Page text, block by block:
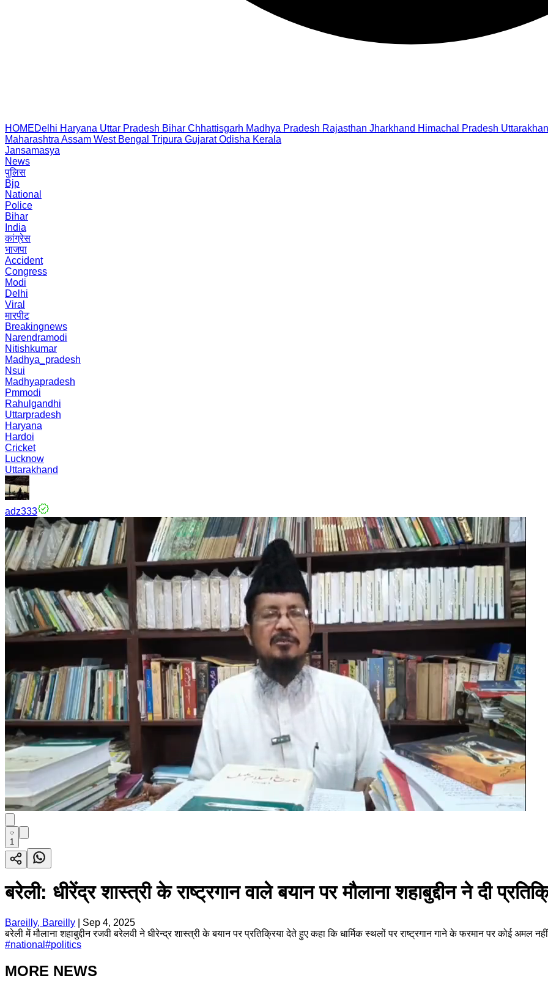
HOMEDelhi Haryana Uttar Pradesh Bihar Chhattisgarh Madhya Pradesh Rajasthan Jharkhand Himachal Pradesh
Maharashtra Assam West Bengal Tripura Gujarat Odisha Kerala
Jansamasya
News
पुलिस
Bjp
National
Police
Bihar
India
कांग्रेस
भाजपा
Accident
Congress
Modi
Delhi
Viral
मारपीट
Breakingnews
Narendramodi
Nitishkumar
Madhya_pradesh
Nsui
Madhyapradesh
Pmmodi
Rahulgandhi
Uttarpradesh
Haryana
Hardoi
Cricket
Lucknow
Uttarakhand
adz333
1
बरेली: धीरेंद्र शास्त्री के राष्ट्रगान वाले बयान पर मौलाना शहाबुद्दीन ने दी
Bareilly, Bareilly
Sep 4, 2025
बरेली में मौलाना शहाबुद्दीन रजवी बरेलवी ने धीरेन्द्र शास्त्री के बयान पर प्रतिक्रिया देते हुए कहा कि धार्मिक स्थलों पर राष्ट्रगान गाने के फरमान पर कोई अमल
#national #politics
MORE NEWS